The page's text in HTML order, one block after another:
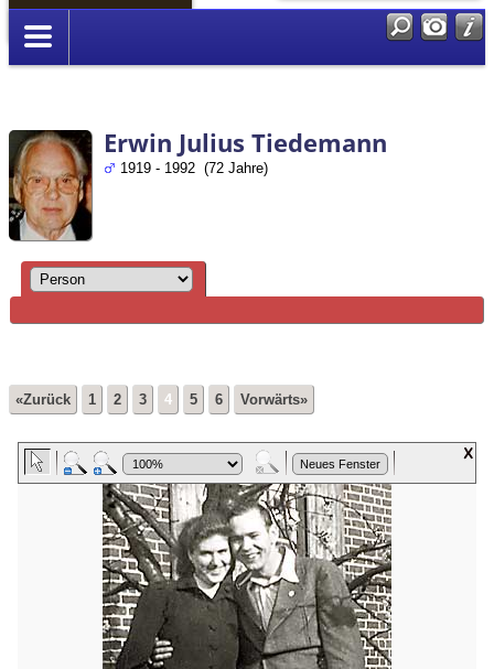
Anmelden
Erwin Julius Tiedemann
1919 - 1992 (72 Jahre)
«Zurück 1 2 3 4 5 6 Vorwärts»